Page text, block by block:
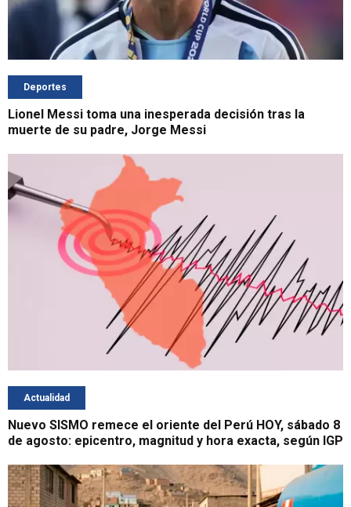
Deportes
Lionel Messi toma una inesperada decisión tras la
muerte de su padre, Jorge Messi
Actualidad
Nuevo SISMO remece el oriente del Perú HOY, sábado 8
de agosto: epicentro, magnitud y hora exacta, según IGP